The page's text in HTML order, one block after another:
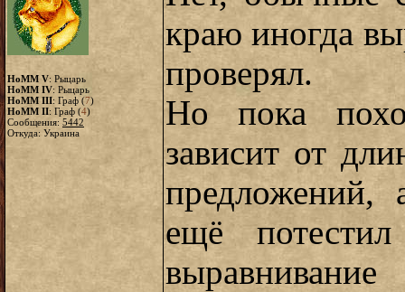
HoMM V: Рыцарь
HoMM IV: Рыцарь
HoMM III: Граф (7)
HoMM II: Граф (4)
Сообщения: 5442
Откуда: Украина
краю иногда
проверял.
Но пока
зависит от
предложений,
ещё